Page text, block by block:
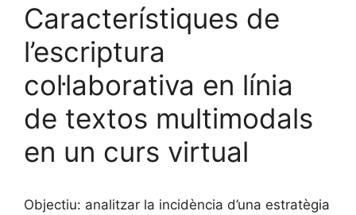
Característiques de
l’escriptura
col·laborativa en línia
de textos multimodals
en un curs virtual
Objectiu: analitzar la incidència d’una estratègia